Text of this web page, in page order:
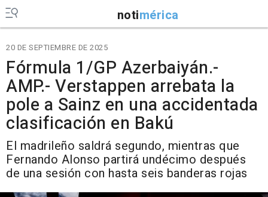
notimérica
20 DE SEPTIEMBRE DE 2025
Fórmula 1/GP Azerbaiyán.-
AMP.- Verstappen arrebata la
pole a Sainz en una accidentada
clasificación en Bakú
El madrileño saldrá segundo, mientras que
Fernando Alonso partirá undécimo después
de una sesión con hasta seis banderas rojas